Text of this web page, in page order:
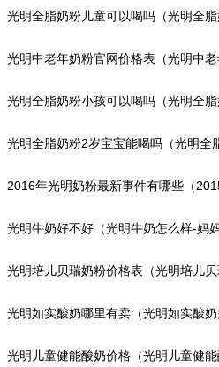
吗?）
光明全脂奶粉儿童可以喝吗（光明全
吗?）
光明中老年奶粉官网价格表（光明中
价）
光明全脂奶粉小孩可以喝吗（光明全
吗?）
光明全脂奶粉2岁宝宝能喝吗（光明全
吗?）
2016年光明奶粉最新事件有哪些（
光明牛奶好不好（光明牛奶怎么样-妈妈
光明培儿贝瑞奶粉价格表（光明培儿贝
光明如实酸奶哪里有卖（光明如实酸奶
光明儿童健能酸奶价格（光明儿童健能